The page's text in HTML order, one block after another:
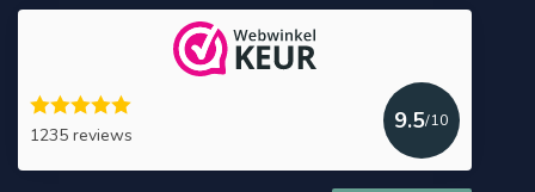
1235 reviews
9.5/10